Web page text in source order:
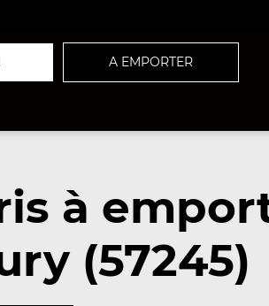
A EMPORTER
à
(57245)